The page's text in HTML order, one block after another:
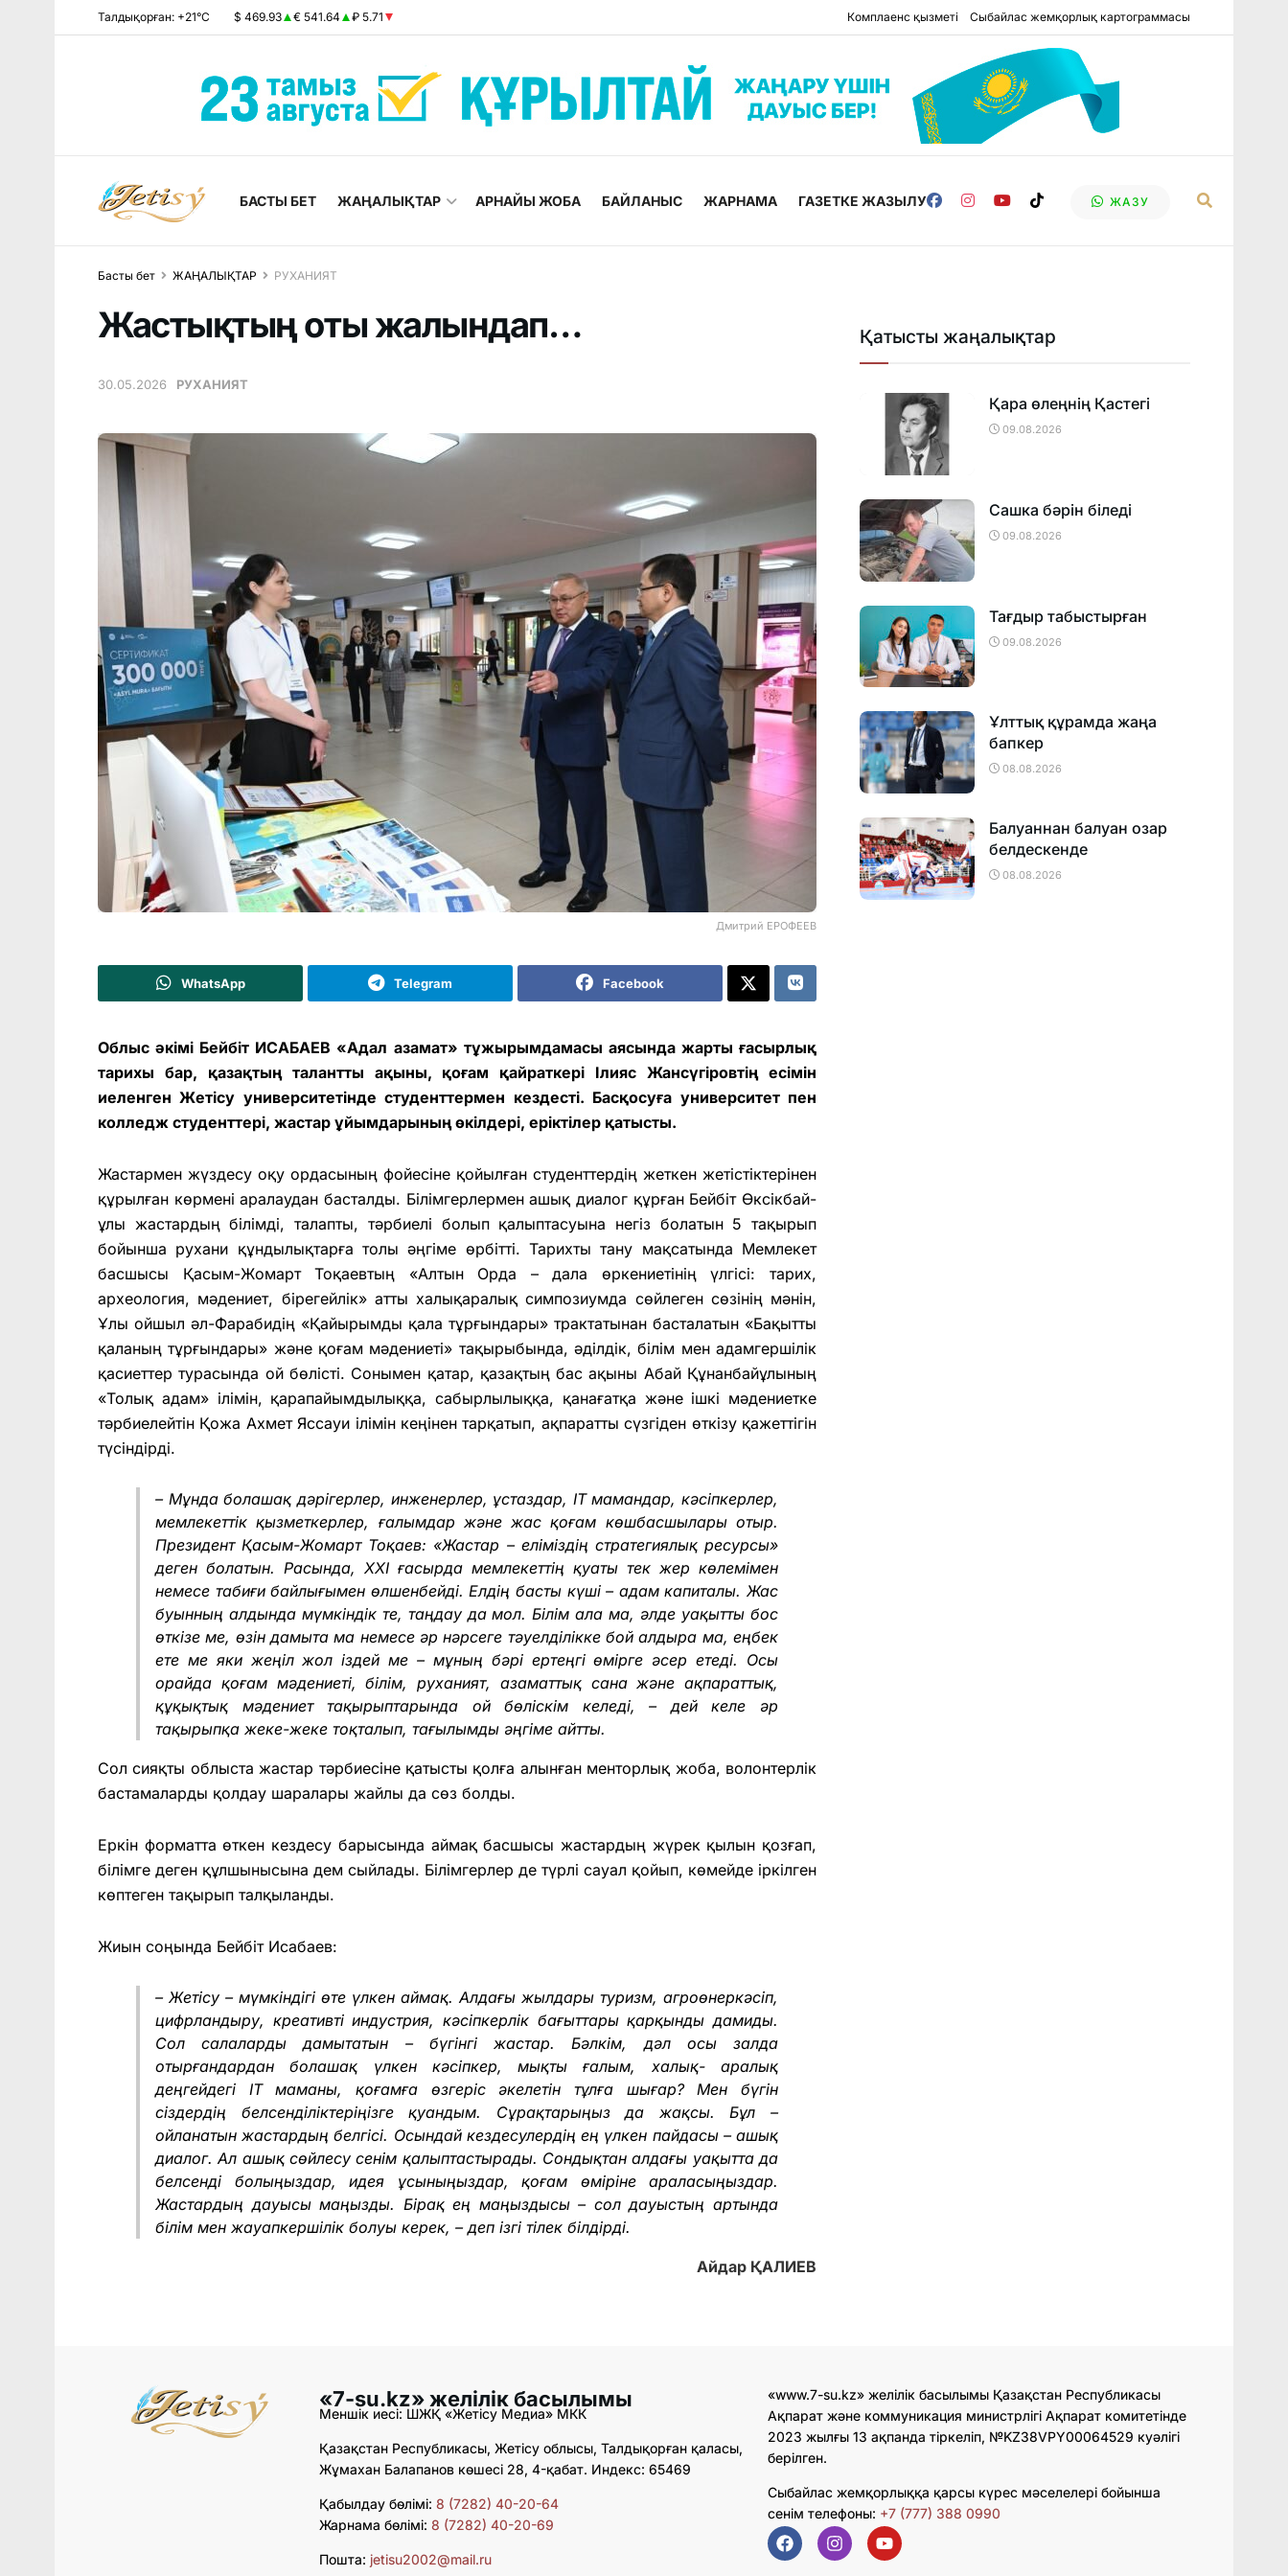
Талдықорған: +21°C $ 469.93 € 541.64 ₽ 5.71 Комплаенс қызметі Сыбайлас жемқорлық картограммасы
БАСТЫ БЕТ ЖАҢАЛЫҚТАР АРНАЙЫ ЖОБА БАЙЛАНЫС ЖАРНАМА ГАЗЕТКЕ ЖАЗЫЛУ ЖАЗУ
Басты бет ЖАҢАЛЫҚТАР РУХАНИЯТ
Жастықтың оты жалындап…
30.05.2026 РУХАНИЯТ
Дмитрий ЕРОФЕЕВ
WhatsApp Telegram Facebook
Облыс әкімі Бейбіт ИСАБАЕВ «Адал азамат» тұжырымдамасы аясында жарты ғасырлық
тарихы бар, қазақтың талантты ақыны, қоғам қайраткері Ілияс Жансүгіровтің есімін
иеленген Жетісу университетінде студенттермен кездесті. Басқосуға университет пен
колледж студенттері, жастар ұйымдарының өкілдері, еріктілер қатысты.
Жастармен жүздесу оқу ордасының фойесіне қойылған студенттердің жеткен жетістіктерінен
құрылған көрмені аралаудан басталды. Білімгерлермен ашық диалог құрған Бейбіт Өксікбай-
ұлы жастардың білімді, талапты, тәрбиелі болып қалыптасуына негіз болатын 5 тақырып
бойынша рухани құндылықтарға толы әңгіме өрбітті. Тарихты тану мақсатында Мемлекет
басшысы Қасым-Жомарт Тоқаевтың «Алтын Орда – дала өркениетінің үлгісі: тарих,
археология, мәдениет, бірегейлік» атты халықаралық симпозиумда сөйлеген сөзінің мәнін,
Ұлы ойшыл әл-Фарабидің «Қайырымды қала тұрғындары» трактатынан басталатын «Бақытты
қаланың тұрғындары» және қоғам мәдениеті» тақырыбында, әділдік, білім мен адамгершілік
қасиеттер турасында ой бөлісті. Сонымен қатар, қазақтың бас ақыны Абай Құнанбайұлының
«Толық адам» ілімін, қарапайымдылыққа, сабырлылыққа, қанағатқа және ішкі мәдениетке
тәрбиелейтін Қожа Ахмет Яссауи ілімін кеңінен тарқатып, ақпаратты сүзгіден өткізу қажеттігін
түсіндірді.
– Мұнда болашақ дәрігерлер, инженерлер, ұстаздар, IT мамандар, кәсіпкерлер,
мемлекеттік қызметкерлер, ғалымдар және жас қоғам көшбасшылары отыр.
Президент Қасым-Жомарт Тоқаев: «Жастар – еліміздің стратегиялық ресурсы»
деген болатын. Расында, XXI ғасырда мемлекеттің қуаты тек жер көлемімен
немесе табиғи байлығымен өлшенбейді. Елдің басты күші – адам капиталы. Жас
буынның алдында мүмкіндік те, таңдау да мол. Білім ала ма, әлде уақытты бос
өткізе ме, өзін дамыта ма немесе әр нәрсеге тәуелділікке бой алдыра ма, еңбек
ете ме яки жеңіл жол іздей ме – мұның бәрі ертеңгі өмірге әсер етеді. Осы
орайда қоғам мәдениеті, білім, руханият, азаматтық сана және ақпараттық,
құқықтық мәдениет тақырыптарында ой бөліскім келеді, – дей келе әр
тақырыпқа жеке-жеке тоқталып, тағылымды әңгіме айтты.
Сол сияқты облыста жастар тәрбиесіне қатысты қолға алынған менторлық жоба, волонтерлік
бастамаларды қолдау шаралары жайлы да сөз болды.
Еркін форматта өткен кездесу барысында аймақ басшысы жастардың жүрек қылын қозғап,
білімге деген құлшынысына дем сыйлады. Білімгерлер де түрлі сауал қойып, көмейде іркілген
көптеген тақырып талқыланды.
Жиын соңында Бейбіт Исабаев:
– Жетісу – мүмкіндігі өте үлкен аймақ. Алдағы жылдары туризм, агроөнеркәсіп,
цифрландыру, креативті индустрия, кәсіпкерлік бағыттары қарқынды дамиды.
Сол салаларды дамытатын – бүгінгі жастар. Бәлкім, дәл осы залда
отырғандардан болашақ үлкен кәсіпкер, мықты ғалым, халық- аралық
деңгейдегі IT маманы, қоғамға өзгеріс әкелетін тұлға шығар? Мен бүгін
сіздердің белсенділіктеріңізге қуандым. Сұрақтарыңыз да жақсы. Бұл –
ойланатын жастардың белгісі. Осындай кездесулердің ең үлкен пайдасы – ашық
диалог. Ал ашық сөйлесу сенім қалыптастырады. Сондықтан алдағы уақытта да
белсенді болыңыздар, идея ұсыныңыздар, қоғам өміріне араласыңыздар.
Жастардың дауысы маңызды. Бірақ ең маңыздысы – сол дауыстың артында
білім мен жауапкершілік болуы керек, – деп ізгі тілек білдірді.
Айдар ҚАЛИЕВ
Қатысты жаңалықтар
Қара өлеңнің Қастегі
09.08.2026
Сашка бәрін біледі
09.08.2026
Тағдыр табыстырған
09.08.2026
Ұлттық құрамда жаңа
бапкер
08.08.2026
Балуаннан балуан озар
белдескенде
08.08.2026
«7-su.kz» желілік басылымы
Меншік иесі: ШЖҚ «Жетісу Медиа» МКК
Қазақстан Республикасы, Жетісу облысы, Талдықорған қаласы,
Жұмахан Балапанов көшесі 28, 4-қабат. Индекс: 65469
Қабылдау бөлімі: 8 (7282) 40-20-64
Жарнама бөлімі: 8 (7282) 40-20-69
Пошта: jetisu2002@mail.ru
«www.7-su.kz» желілік басылымы Қазақстан Республикасы
Ақпарат және коммуникация министрлігі Ақпарат комитетінде
2023 жылғы 13 ақпанда тіркеліп, №KZ38VPY00064529 куәлігі
берілген.
Сыбайлас жемқорлыққа қарсы күрес мәселелері бойынша
сенім телефоны: +7 (777) 388 0990